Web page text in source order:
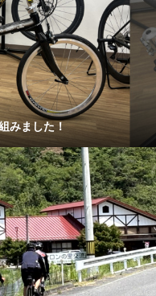
みました！